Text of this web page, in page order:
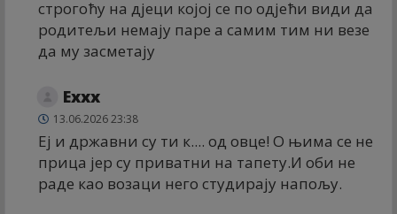
строгоћу на дјеци којој се по одјећи види да
родитељи немају паре а самим тим ни везе
да му засметају
Еххх
13.06.2026 23:38
Еј и државни су ти к.... од овце! О њима се не
прица јер су приватни на тапету.И оби не
раде као возаци него студирају напољу.